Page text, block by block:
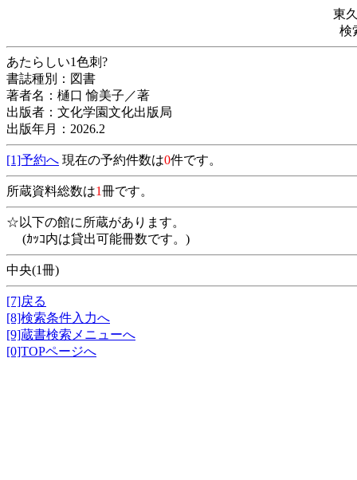
東
検
あたらしい1色刺?
書誌種別：図書
著者名：樋口 愉美子／著
出版者：文化学園文化出版局
出版年月：2026.2
[1]予約へ 現在の予約件数は0件です。
所蔵資料総数は1冊です。
☆以下の館に所蔵があります。
(ｶｯｺ内は貸出可能冊数です。)
中央(1冊)
[7]戻る
[8]検索条件入力へ
[9]蔵書検索メニューへ
[0]TOPページへ